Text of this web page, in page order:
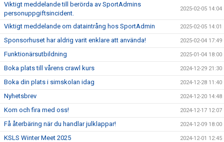
Viktigt meddelande till berörda av SportAdmins
personuppgiftsincident.
2025-02-05 14:04
Viktigt meddelande om dataintrång hos SportAdmin 2025-02-05 14:01
Sponsorhuset har aldrig varit enklare att använda! 2025-02-04 17:49
Funktionärsutbildning 2025-01-04 18:00
Boka plats till vårens crawl kurs 2024-12-29 21:30
Boka din plats i simskolan idag 2024-12-28 11:40
Nyhetsbrev 2024-12-20 14:48
Kom och fira med oss! 2024-12-17 12:07
Få återbäring när du handlar julklappar! 2024-12-09 18:00
KSLS Winter Meet 2025 2024-12-01 12:45